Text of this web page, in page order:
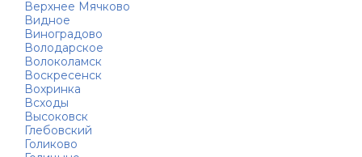
Верхнее Мячково
Видное
Виноградово
Володарское
Волоколамск
Воскресенск
Вохринка
Всходы
Высоковск
Глебовский
Голиково